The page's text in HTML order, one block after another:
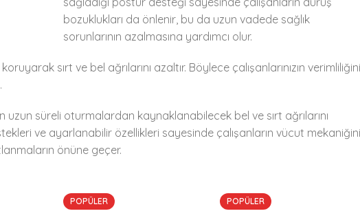
bozuklukları da önlenir, bu da uzun vadede sağlık
sorunlarının azalmasına yardımcı olur.
sırt ve bel ağrılarını azaltır. Böylece çalışanlarınızın verimliliğini
uzun süreli oturmalardan kaynaklanabilecek bel ve sırt ağrılarını
ve ayarlanabilir özellikleri sayesinde çalışanların vücut mekaniğini
önüne geçer.
POPÜLER POPÜLER